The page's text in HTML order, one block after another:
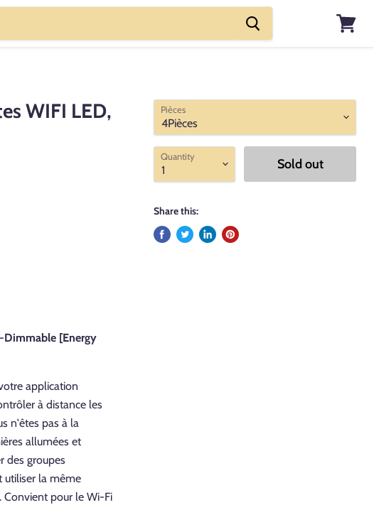
WIFI LED,
Dimmable [Energy
application
à distance les
n'êtes pas à la
allumées et
des groupes
utiliser la même
pour le Wi-Fi
Pièces
Quantity Sold out
Share this: